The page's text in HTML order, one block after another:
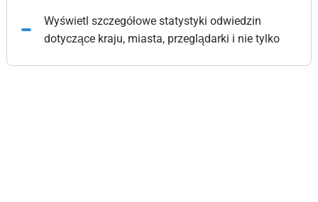
Wyświetl szczegółowe statystyki odwiedzin
dotyczące kraju, miasta, przeglądarki i nie tylko